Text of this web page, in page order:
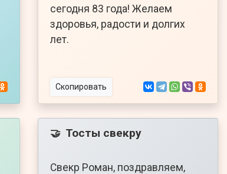
сегодня 83 года! Желаем
здоровья, радости и долгих
лет.
Скопировать
🤝 Тосты свекру
Свекр Роман, поздравляем,